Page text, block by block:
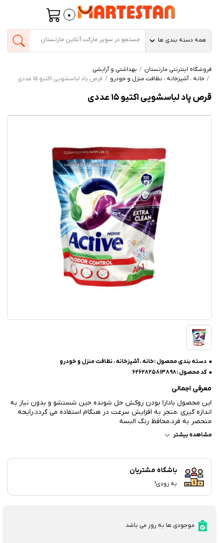
0
همه دسته بندی ها
فروشگاه اینترنتی مارتستان
بهداشتی و آرایشی
خانه ، آشپزخانه ، نظافت منزل و خودرو
قرص پاد لباسشویی اکتیو 15 عددی
قرص پاد لباسشویی اکتیو 15 عددی
دسته بندی محصول :خانه ، آشپزخانه ، نظافت منزل و خودرو
کد محصول :6262825813898
معرفی اجمالی
این محصول بادارا بودن روکش حل شونده حین شستشو و بدون نیاز به
اندازه گیری ،منجر به افزایش سرعت در هنگام استفاده می گردد.رایحه
منحصر به فرد،محافظ رنگ البسه
مشاهده بیشتر
باشگاه مشتریان
به زودی!
موجودی ها به روز می باشد